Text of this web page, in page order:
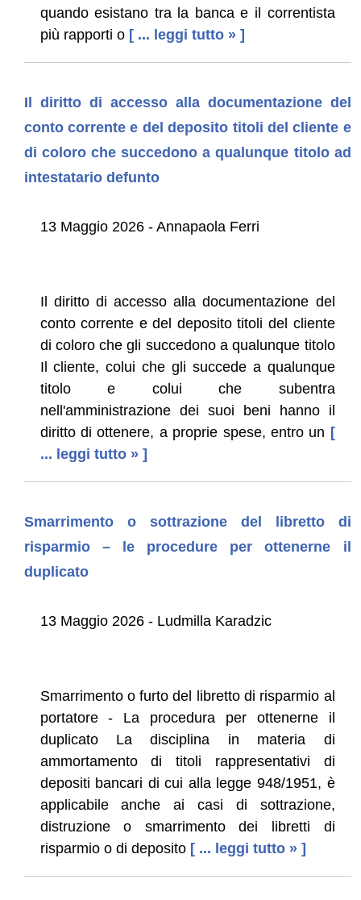
quando esistano tra la banca e il correntista
più rapporti o [ ... leggi tutto » ]
Il diritto di accesso alla documentazione del
conto corrente e del deposito titoli del cliente e
di coloro che succedono a qualunque titolo ad
intestatario defunto
13 Maggio 2026 - Annapaola Ferri
Il diritto di accesso alla documentazione del
conto corrente e del deposito titoli del cliente
di coloro che gli succedono a qualunque titolo
Il cliente, colui che gli succede a qualunque
titolo e colui che subentra
nell'amministrazione dei suoi beni hanno il
diritto di ottenere, a proprie spese, entro un [
... leggi tutto » ]
Smarrimento o sottrazione del libretto di
risparmio – le procedure per ottenerne il
duplicato
13 Maggio 2026 - Ludmilla Karadzic
Smarrimento o furto del libretto di risparmio al
portatore - La procedura per ottenerne il
duplicato La disciplina in materia di
ammortamento di titoli rappresentativi di
depositi bancari di cui alla legge 948/1951, è
applicabile anche ai casi di sottrazione,
distruzione o smarrimento dei libretti di
risparmio o di deposito [ ... leggi tutto » ]